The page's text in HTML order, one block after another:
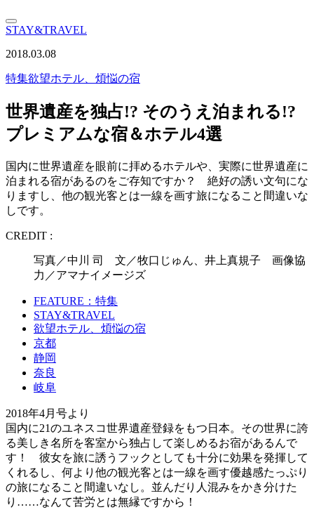
STAY&TRAVEL
2018.03.08
特集欲望ホテル、煩悩の宿
世界遺産を独占!? そのうえ泊まれる!?
プレミアムな宿＆ホテル4選
国内に世界遺産を眼前に拝めるホテルや、実際に世界遺産に
泊まれる宿があるのをご存知ですか？ 絶好の誘い文句にな
りますし、他の観光客とは一線を画す旅になること間違いな
しです。
CREDIT :
写真／中川 司 文／牧口じゅん、井上真規子 画像協
力／アマナイメージズ
FEATURE：特集
STAY&TRAVEL
欲望ホテル、煩悩の宿
京都
静岡
奈良
岐阜
2018年4月号より
国内に21のユネスコ世界遺産登録をもつ日本。その世界に誇
る美しき名所を客室から独占して楽しめるお宿があるんで
す！ 彼女を旅に誘うフックとしても十分に効果を発揮して
くれるし、何より他の観光客とは一線を画す優越感たっぷり
の旅になること間違いなし。並んだり人混みをかき分けた
り……なんて苦労とは無縁ですから！